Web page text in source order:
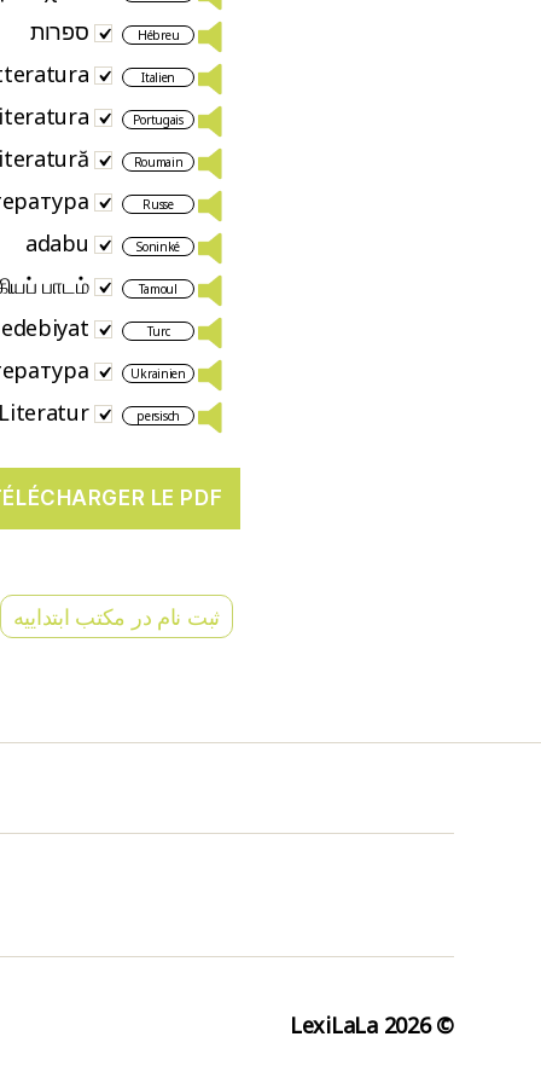
Hébreu ספרות
Italien
Portugais
Roumain
Russe
Soninké
adabu
Tamoul
பாடம்
Turc
edebiyat
Ukrainien
persisch
Literatur
ثبت نام در مکتب ابتداییه
© 2026
LexiLaLa